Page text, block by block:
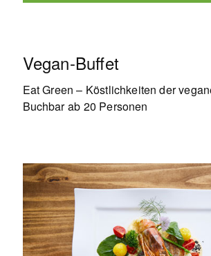
Vegan-Buffet
Eat Green – Köstlichkeiten der
Buchbar ab 20 Personen